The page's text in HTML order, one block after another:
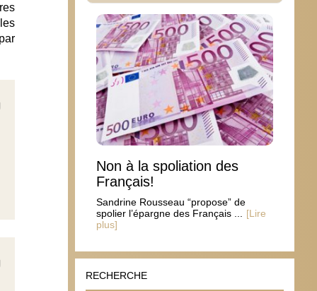
Non à la spoliation des
Français!
Sandrine Rousseau “propose” de
spolier l’épargne des Français ...
[Lire
plus]
RECHERCHE